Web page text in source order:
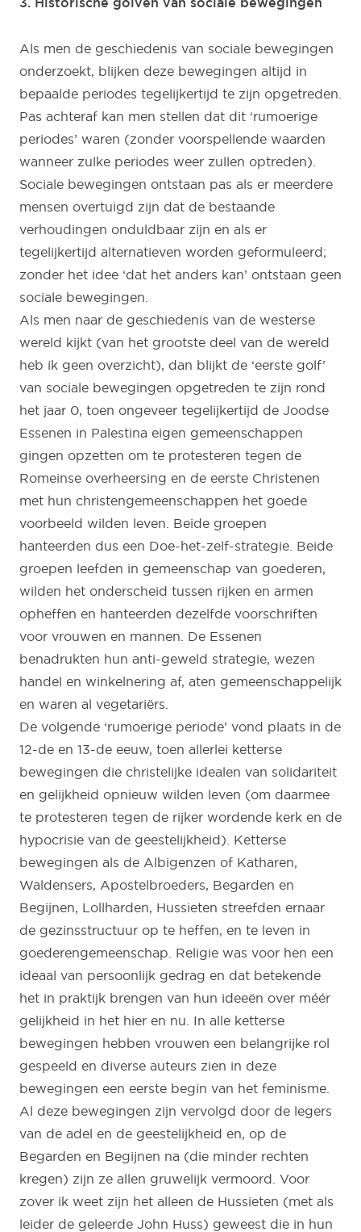
Als men de geschiedenis van sociale bewegingen
onderzoekt, blijken deze bewegingen altijd in
bepaalde periodes tegelijkertijd te zijn opgetreden.
Pas achteraf kan men stellen dat dit ‘rumoerige
periodes’ waren (zonder voorspellende waarden
wanneer zulke periodes weer zullen optreden).
Sociale bewegingen ontstaan pas als er meerdere
mensen overtuigd zijn dat de bestaande
verhoudingen onduldbaar zijn en als er
tegelijkertijd alternatieven worden geformuleerd;
zonder het idee ‘dat het anders kan’ ontstaan geen
sociale bewegingen.
Als men naar de geschiedenis van de westerse
wereld kijkt (van het grootste deel van de wereld
heb ik geen overzicht), dan blijkt de ‘eerste golf’
van sociale bewegingen opgetreden te zijn rond
het jaar 0, toen ongeveer tegelijkertijd de Joodse
Essenen in Palestina eigen gemeenschappen
gingen opzetten om te protesteren tegen de
Romeinse overheersing en de eerste Christenen
met hun christengemeenschappen het goede
voorbeeld wilden leven. Beide groepen
hanteerden dus een Doe-het-zelf-strategie. Beide
groepen leefden in gemeenschap van goederen,
wilden het onderscheid tussen rijken en armen
opheffen en hanteerden dezelfde voorschriften
voor vrouwen en mannen. De Essenen
benadrukten hun anti-geweld strategie, wezen
handel en winkelnering af, aten gemeenschappelijk
en waren al vegetariërs.
De volgende ‘rumoerige periode’ vond plaats in de
12-de en 13-de eeuw, toen allerlei ketterse
bewegingen die christelijke idealen van solidariteit
en gelijkheid opnieuw wilden leven (om daarmee
te protesteren tegen de rijker wordende kerk en de
hypocrisie van de geestelijkheid). Ketterse
bewegingen als de Albigenzen of Katharen,
Waldensers, Apostelbroeders, Begarden en
Begijnen, Lollharden, Hussieten streefden ernaar
de gezinsstructuur op te heffen, en te leven in
goederengemeenschap. Religie was voor hen een
ideaal van persoonlijk gedrag en dat betekende
het in praktijk brengen van hun ideeën over méér
gelijkheid in het hier en nu. In alle ketterse
bewegingen hebben vrouwen een belangrijke rol
gespeeld en diverse auteurs zien in deze
bewegingen een eerste begin van het feminisme.
Al deze bewegingen zijn vervolgd door de legers
van de adel en de geestelijkheid en, op de
Begarden en Begijnen na (die minder rechten
kregen) zijn ze allen gruwelijk vermoord. Voor
zover ik weet zijn het alleen de Hussieten (met als
leider de geleerde John Huss) geweest die in hun